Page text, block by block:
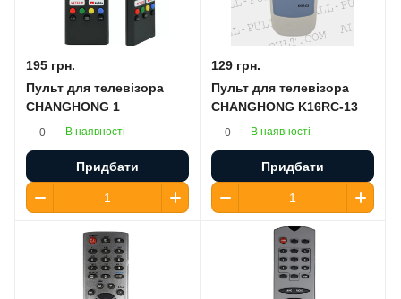
195 грн.
Пульт для телевізора
CHANGHONG 1
0 В наявності
Придбати
129 грн.
Пульт для телевізора
CHANGHONG K16RC-13
0 В наявності
Придбати